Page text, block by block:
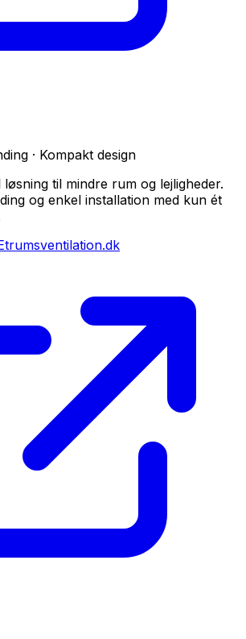
· Kompakt design
til mindre rum og lejligheder.
og enkel installation med kun ét